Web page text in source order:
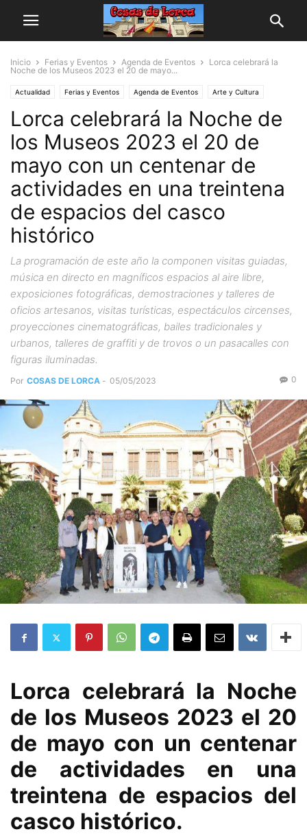
Inicio Ferias y Eventos Agenda de Eventos
Lorca celebrará la
Noche de los Museos 2023 el 20 de mayo...
Actualidad Ferias y Eventos Agenda de Eventos Arte y Cultura
Lorca celebrará la Noche de
los Museos 2023 el 20 de
mayo con un centenar de
actividades en una treintena
de espacios del casco
histórico
La programación de este año la componen visitas guiadas,
música en directo en magníficos espacios al aire libre,
exposiciones fotográficas, demostraciones y talleres de
oficios artesanos, visitas turísticas, espectáculos circenses,
proyecciones cinematográficas, bailes tradicionales y
urbanos, talleres de graffiti y de trovos o un pasacalles con
figuras iluminadas.
Por COSAS DE LORCA - 05/05/2023 0
Lorca celebrará la Noche
de los Museos 2023 el 20
de mayo con un centenar
de actividades en una
treintena de espacios del
casco histórico.